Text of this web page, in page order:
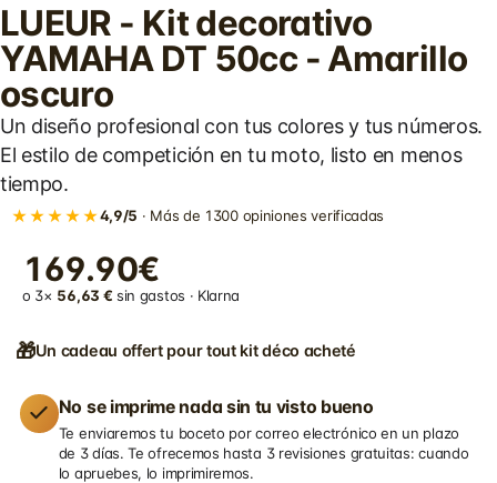
LUEUR - Kit decorativo
YAMAHA DT 50cc - Amarillo
oscuro
Un diseño profesional con tus colores y tus números.
El estilo de competición en tu moto, listo en menos
tiempo.
★★★★★4,9/5 · Más de 1300 opiniones verificadas
169.90€
o 3× 56,63 € sin gastos · Klarna
🎁Un cadeau offert pour tout kit déco acheté
No se imprime nada sin tu visto bueno
Te enviaremos tu boceto por correo electrónico en un plazo
de 3 días. Te ofrecemos hasta 3 revisiones gratuitas: cuando
lo apruebes, lo imprimiremos.